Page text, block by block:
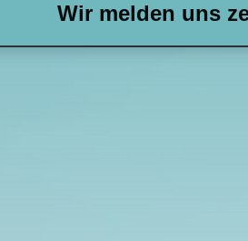
Wir melden uns